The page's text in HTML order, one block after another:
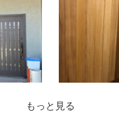
もっと見る